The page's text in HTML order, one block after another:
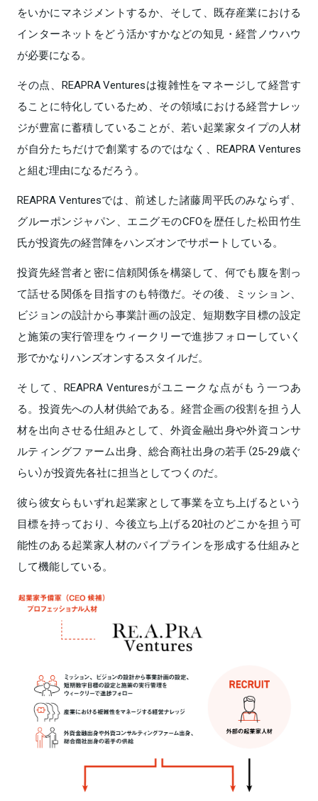
をいかにマネジメントするか、そして、既存産業における
インターネットをどう活かすかなどの知見・経営ノウハウ
が必要になる。
その点、REAPRA Venturesは複雑性をマネージして経営す
ることに特化しているため、その領域における経営ナレッ
ジが豊富に蓄積していることが、若い起業家タイプの人材
が自分たちだけで創業するのではなく、REAPRA Ventures
と組む理由になるだろう。
REAPRA Venturesでは、前述した諸藤周平氏のみならず、
グルーポンジャパン、エニグモのCFOを歴任した松田竹生
氏が投資先の経営陣をハンズオンでサポートしている。
投資先経営者と密に信頼関係を構築して、何でも腹を割っ
て話せる関係を目指すのも特徴だ。その後、ミッション、
ビジョンの設計から事業計画の設定、短期数字目標の設定
と施策の実行管理をウィークリーで進捗フォローしていく
形でかなりハンズオンするスタイルだ。
そして、REAPRA Venturesがユニークな点がもう一つあ
る。投資先への人材供給である。経営企画の役割を担う人
材を出向させる仕組みとして、外資金融出身や外資コンサ
ルティングファーム出身、総合商社出身の若手（25-29歳ぐ
らい）が投資先各社に担当としてつくのだ。
彼ら彼女らもいずれ起業家として事業を立ち上げるという
目標を持っており、今後立ち上げる20社のどこかを担う可
能性のある起業家人材のパイプラインを形成する仕組みと
して機能している。